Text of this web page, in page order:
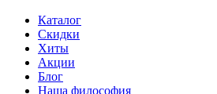
Каталог
Скидки
Хиты
Акции
Блог
Наша философия